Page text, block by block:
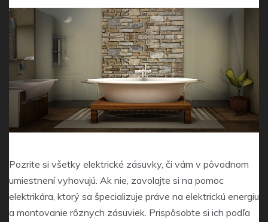
Pozrite si všetky elektrické zásuvky, či vám v pôvodnom
umiestnení vyhovujú. Ak nie, zavolajte si na pomoc
elektrikára, ktorý sa špecializuje práve na elektrickú energiu
a montovanie rôznych zásuviek. Prispôsobte si ich podľa